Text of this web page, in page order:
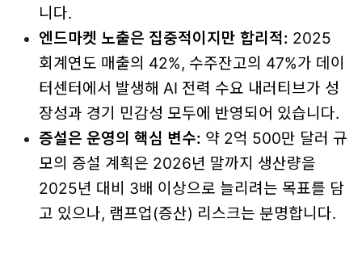
니다.
엔드마켓 노출은 집중적이지만 합리적: 2025
회계연도 매출의 42%, 수주잔고의 47%가 데이
터센터에서 발생해 AI 전력 수요 내러티브가 성
장성과 경기 민감성 모두에 반영되어 있습니다.
증설은 운영의 핵심 변수: 약 2억 500만 달러 규
모의 증설 계획은 2026년 말까지 생산량을
2025년 대비 3배 이상으로 늘리려는 목표를 담
고 있으나, 램프업(증산) 리스크는 분명합니다.